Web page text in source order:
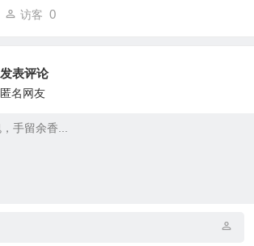
访客 0
发表评论
匿名网友